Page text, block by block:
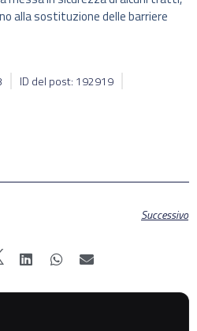
alla sostituzione delle barriere
ID del post: 192919
Successivo